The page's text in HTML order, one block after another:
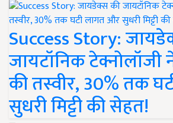
Success Story:
जायटॉनिक
की तस्वीर, 30% तक
सुधरी मिट्टी की सेहत!